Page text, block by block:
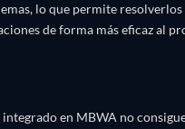
lo que permite
de forma más eficaz al
en MBWA no